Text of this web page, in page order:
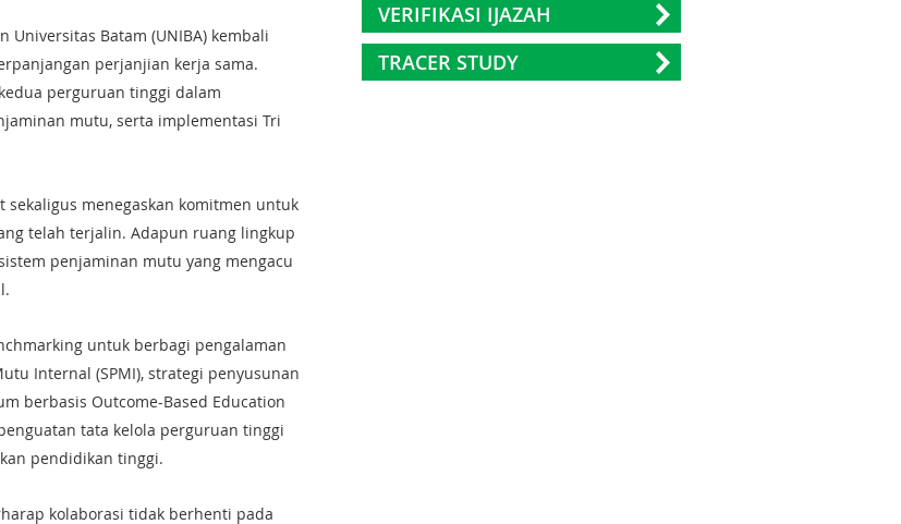
Universitas Batam (UNIBA) kembali
perjanjian kerja sama.
perguruan tinggi dalam
mutu, serta implementasi Tri
menegaskan komitmen untuk
telah terjalin. Adapun ruang lingkup
penjaminan mutu yang mengacu
untuk berbagi pengalaman
Internal (SPMI), strategi penyusunan
berbasis Outcome-Based Education
tata kelola perguruan tinggi
pendidikan tinggi.
kolaborasi tidak berhenti pada
VERIFIKASI IJAZAH
TRACER STUDY